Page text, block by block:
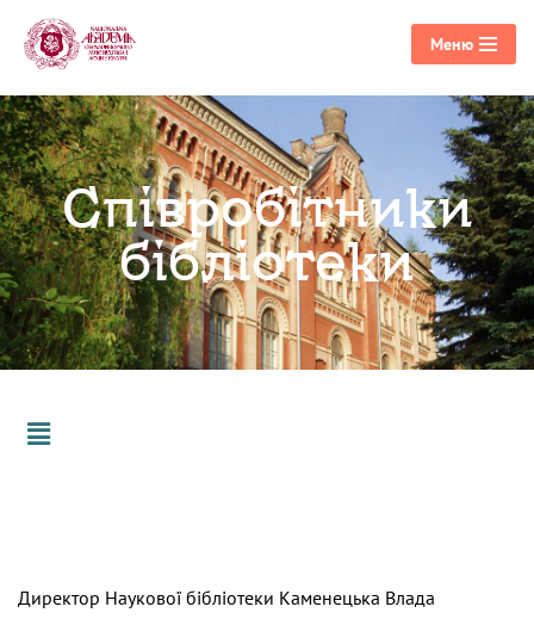
Перейти
до
вмісту
Меню
Співробітники
бібліотеки
Директор Наукової бібліотеки Каменецька Влада